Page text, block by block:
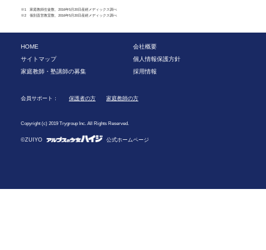
※1 家庭教師生徒数、2016年5月20日産經メディックス調べ
※2 個別直営教室数、2016年5月20日産經メディックス調べ
HOME
会社概要
サイトマップ
個人情報保護方針
家庭教師・塾講師の募集
採用情報
会員サポート： 保護者の方 家庭教師の方
Copyright (c) 2019 Trygroup Inc. All Rights Reserved.
©ZUIYO 公式ホームページ